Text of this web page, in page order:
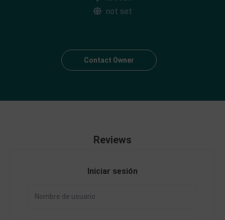
not set
Contact Owner
Reviews
Iniciar sesión